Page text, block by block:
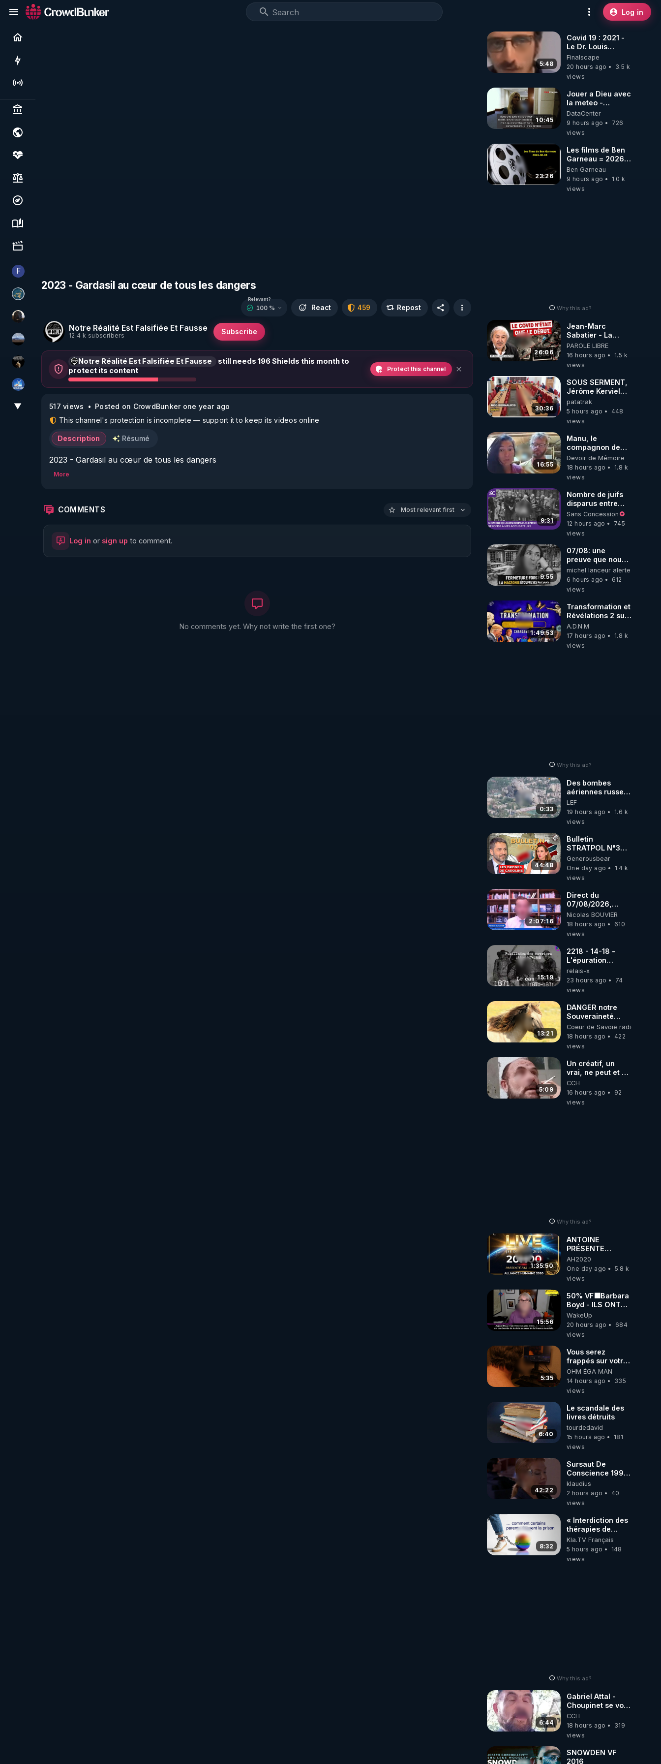
Log in
Live
Politics & institutions
Society, justice & freedoms
Economy, environment & technology
Science, history & spirituality
Culture, media & entertainment
FFinalscape
Réinformation sur le monde
TrueMedia
michel lanceur alerte
Infos et vérité
PAROLE LIBRE
▼
2023 - Gardasil au cœur de tous les dangers
Notre Réalité Est Falsifiée Et Fausse
12.4 k subscribers Subscribe
Relevant?
100 % React 459 Repost
Notre Réalité Est Falsifiée Et Fausse
still needs 196 Shields this month to
protect its content
Protect this channel
517 views
Posted on CrowdBunker one year ago
This channel's protection is incomplete — support it to keep its videos online
Description Résumé
2023 - Gardasil au cœur de tous les dangers
More
COMMENTS Most relevant first
Log in or sign up to comment.
No comments yet. Why not write the first one?
5:48
Covid 19 : 2021 -
Le Dr. Louis
Fouché renverse
le plateau de
CNews !
Finalscape
20 hours ago
3.5 k
views
10:45
Jouer a Dieu avec
la meteo -
Citoicitoyen
DataCenter
9 hours ago
726
views
23:26
Les films de Ben
Garneau = 2026-
08-08
Ben Garneau
9 hours ago
1.0 k
views
Why this ad?
26:06
Jean-Marc
Sabatier - La
Covid-19 n'a été
que le début -
L'ARNm &
où auront-t-il ?
PAROLE LIBRE
16 hours ago
1.5 k
views
30:36
SOUS SERMENT,
Jérôme Kerviel
balance tout à
l'Assemblée !
patatrak
5 hours ago
448
views
16:55
Manu, le
compagnon de
Kyria, raconte sa
garde à vue
musclée.
Devoir de Mémoire
18 hours ago
1.8 k
views
9:31
Nombre de juifs
disparus entre
1941 et 1945
(Réponse à mes
accusateurs)
Sans Concession
12 hours ago
745
views
9:55
07/08: une
preuve que nous
somme passé en
absurdie une
dictature qui veut
opposant !
michel lanceur alerte
6 hours ago
612
views
1:49:53
Transformation et
Révélations 2 sur
2 - live du
07/08/26
A.D.N.M
17 hours ago
1.8 k
views
Why this ad?
0:33
Des bombes
aériennes russes
anéantissent les
centres de
contrôle de
brigades
ukrainienne
LEF
19 hours ago
1.6 k
views
44:48
Bulletin
STRATPOL N°302.
Armée des
drones, MS-21 en
série, missiles
07.08.2026.
Generousbear
One day ago
1.4 k
views
2:07:16
Direct du
07/08/2026,
présenté par
Nicolas BOUVIER
Nicolas BOUVIER
18 hours ago
610
views
15:19
2218 - 14-18 -
L'épuration
républicaine
organisée par les
frères de la
relais-x
23 hours ago
74
views
13:21
DANGER notre
Souveraineté
Alimentaire est
attaqué...
Coeur de Savoie radioweb TV
18 hours ago
422
views
5:09
Un créatif, un
vrai, ne peut et ne
doit pas faire
appel à
l'intelligence
CCH
16 hours ago
92
views
Why this ad?
1:35:50
ANTOINE
PRÉSENTE
AH2020 LE LIVE
20H ***DU
06/08/2026***
AH2020
One day ago
5.8 k
views
15:56
50% VF🟩Barbara
Boyd - ILS ONT
MENTI SUR TOUT
-Jocelyne
Traduction
WakeUp
20 hours ago
684
views
5:35
Vous serez
frappés sur votre
sol européens par
la faute des
dirigeants qui
le nez
OHM ÉGA MAN
14 hours ago
335
views
6:40
Le scandale des
livres détruits
tourdedavid
15 hours ago
181
views
42:22
Sursaut De
Conscience 1998
- toujours
d'actualité ....Au
Dela Du Réel
klaudius
2 hours ago
40
views
8:32
« Interdiction des
thérapies de
conversion »
Kla.TV Français
5 hours ago
148
views
Why this ad?
6:44
Gabriel Attal -
Choupinet se voit
en haut de
l'affiche
CCH
18 hours ago
319
views
SNOWDEN VF
2016